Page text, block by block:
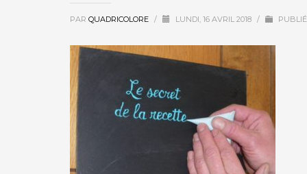
PAR QUADRICOLORE / LUNDI, 16 AVRIL 2018 /